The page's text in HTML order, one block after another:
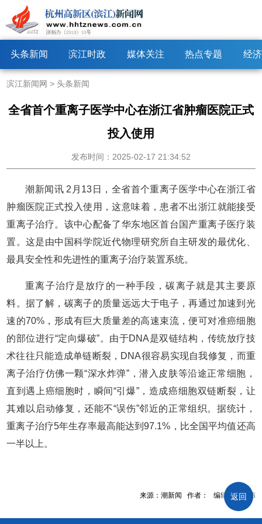
头条新闻 滨江时政 媒体关注 热点专题 经
返回
滨江新闻网 >头条新闻
全省首个重离子医学中心在浙江省肿瘤医院正式
投入使用
发布时间：2025-02-17 21:34:52
潮新闻讯 2月13日，全省首个重离子医学中心在浙江省
肿瘤医院正式投入使用，这意味着，患者不出浙江就能接受
重离子治疗。该中心配备了华东地区首台国产重离子医疗装
置。这是由中国科学院近代物理研究所自主研发的最优化、
最具安全性和先进性的重离子治疗装置系统。
重离子治疗是放疗的一种手段，碳离子就是其主要原
料。据了解，碳离子的质量远远大于电子，再通过加速到光
速的70%，形成有巨大质量差的高速束流，便可对准癌细胞
的部位进行“定向爆破”。由于DNA是双链结构，传统放疗技
术往往只能造成单链断裂，DNA很容易实现自我修复，而重
离子治疗仿佛一颗“深水炸弹”，潜入皮肤等沿途正常细胞，
直到遇上癌细胞时，瞬间“引爆”，造成癌细胞双链断裂，让
其难以启动修复，还能不“误伤”邻近的正常组织。据统计，
重离子治疗5年生存率最高能达到97.1%，比全国平均值还高
一半以上。
来源：潮新闻 作者： 编辑：管鹏伟